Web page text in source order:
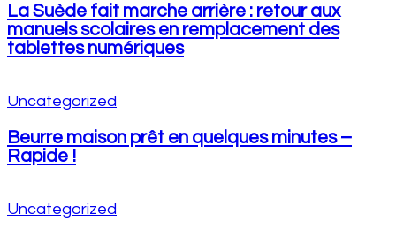
La Suède fait marche arrière : retour aux
manuels scolaires en remplacement des
tablettes numériques
Uncategorized
Beurre maison prêt en quelques minutes –
Rapide !
Uncategorized